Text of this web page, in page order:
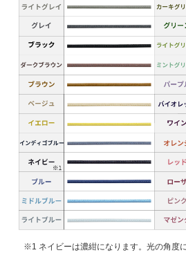
※1 ネイビーは濃紺になります。光の角度